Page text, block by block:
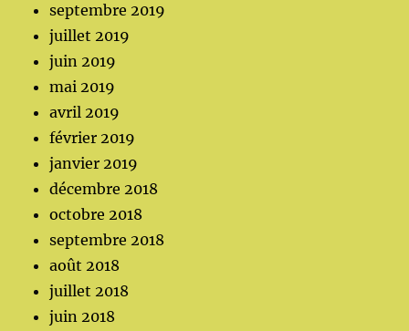
septembre 2019
juillet 2019
juin 2019
mai 2019
avril 2019
février 2019
janvier 2019
décembre 2018
octobre 2018
septembre 2018
août 2018
juillet 2018
juin 2018